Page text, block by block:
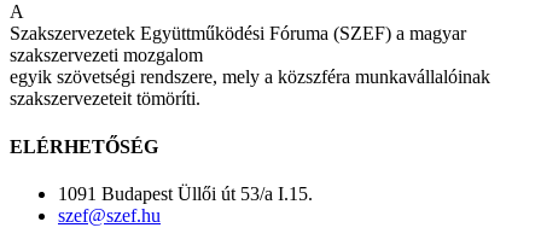
A
Szakszervezetek Együttműködési Fóruma (SZEF) a magyar
szakszervezeti mozgalom
egyik szövetségi rendszere, mely a közszféra munkavállalóinak
szakszervezeteit tömöríti.
ELÉRHETŐSÉG
1091 Budapest Üllői út 53/a I.15.
szef@szef.hu